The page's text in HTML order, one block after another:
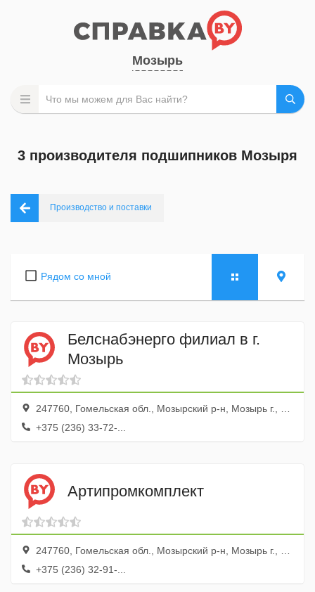
Мозырь
3 производителя подшипников Мозыря
Производство и поставки
Рядом со мной
Белснабэнерго филиал в г.
Мозырь
247760, Гомельская обл., Мозырский р-н, Мозырь г., 1-й Малинина пер., 4
+375 (236) 33-72-...
Артипромкомплект
247760, Гомельская обл., Мозырский р-н, Мозырь г., ул. Советская, 27а, ком 144-146
+375 (236) 32-91-...